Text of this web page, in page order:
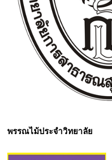
พรรณไม้ประจำวิทยาลัย